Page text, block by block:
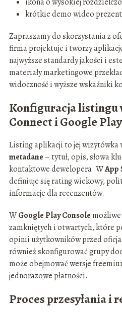
krótkie demo wideo
Zapraszamy do skorzystania z
firma projektuje i tworzy
najwyższe standardy jakości i
materiały marketingowe
widoczność i wyższe wskaźniki
Konfiguracja listingu
Connect i Google
Listing aplikacji to jej wizytówka
metadane – tytuł, opis, słowa
kontaktowe dewelopera. WApp
definiuje się rating wiekowy,
informacje dla recenzentów.
WGoogle Play Console
zamkniętych i otwartych, które
opinii użytkowników przed
również skonfigurować grupy
może obejmować wersje
jednorazowe płatności.
Proces przesyłania i